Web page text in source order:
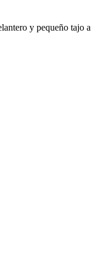
y pequeño tajo a